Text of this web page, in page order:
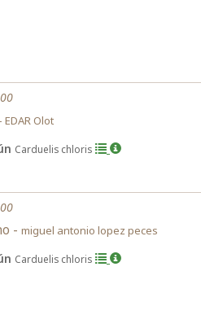
EDAR Olot
Carduelis chloris
- miguel antonio lopez peces
Carduelis chloris